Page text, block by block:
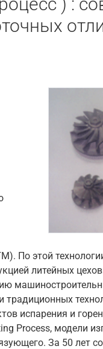
По этой
литейных
испарения и
Process, модели
За 50 лет